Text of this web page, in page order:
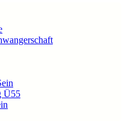
Ü55